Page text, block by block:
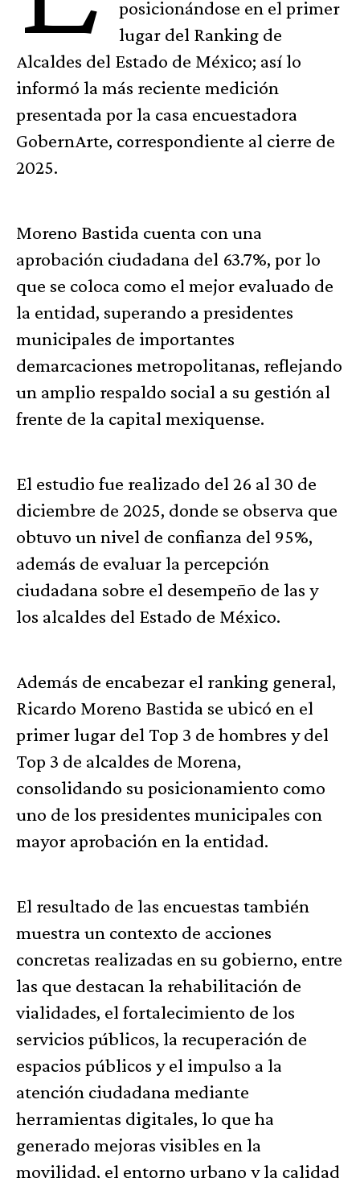
posicionándose en el primer
lugar del Ranking de
Alcaldes del Estado de México; así lo
informó la más reciente medición
presentada por la casa encuestadora
GobernArte, correspondiente al cierre de
2025.
Moreno Bastida cuenta con una
aprobación ciudadana del 63.7%, por lo
que se coloca como el mejor evaluado de
la entidad, superando a presidentes
municipales de importantes
demarcaciones metropolitanas, reflejando
un amplio respaldo social a su gestión al
frente de la capital mexiquense.
El estudio fue realizado del 26 al 30 de
diciembre de 2025, donde se observa que
obtuvo un nivel de confianza del 95%,
además de evaluar la percepción
ciudadana sobre el desempeño de las y
los alcaldes del Estado de México.
Además de encabezar el ranking general,
Ricardo Moreno Bastida se ubicó en el
primer lugar del Top 3 de hombres y del
Top 3 de alcaldes de Morena,
consolidando su posicionamiento como
uno de los presidentes municipales con
mayor aprobación en la entidad.
El resultado de las encuestas también
muestra un contexto de acciones
concretas realizadas en su gobierno, entre
las que destacan la rehabilitación de
vialidades, el fortalecimiento de los
servicios públicos, la recuperación de
espacios públicos y el impulso a la
atención ciudadana mediante
herramientas digitales, lo que ha
generado mejoras visibles en la
movilidad, el entorno urbano y la calidad